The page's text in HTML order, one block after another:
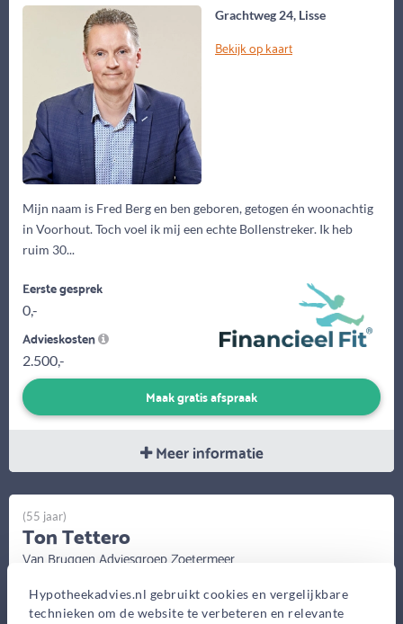
Hypotheekadvies.nl gebruikt cookies en vergelijkbare
technieken om de website te verbeteren en relevante
Grachtweg 24, Lisse
Bekijk op kaart
Mijn naam is Fred Berg en ben geboren, getogen én woonachtig
in Voorhout. Toch voel ik mij een echte Bollenstreker. Ik heb
ruim 30...
Eerste gesprek
0,-
Advieskosten
2.500,-
Maak gratis afspraak
Meer informatie
(55 jaar)
Ton Tettero
Van Bruggen Adviesgroep Zoetermeer